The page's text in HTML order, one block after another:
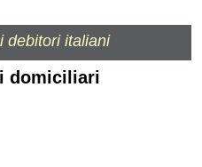
debitori italiani
domiciliari